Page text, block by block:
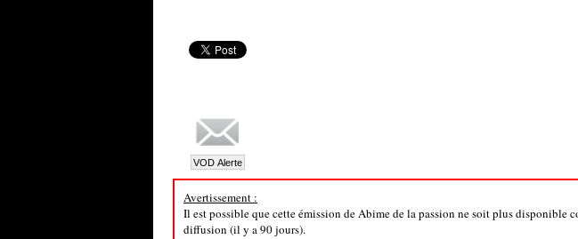
Avertissement :
Il est possible que cette émission de Abime de la passion ne soit plus disponible
diffusion (il y a 90 jours).